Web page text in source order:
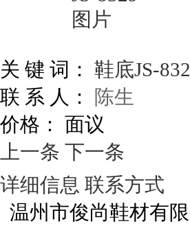
关 键 词： 鞋底JS-
联 系 人：
陈生
价格： 面议
上一条 下一条
详细信息 联系方式
温州市俊尚鞋材有